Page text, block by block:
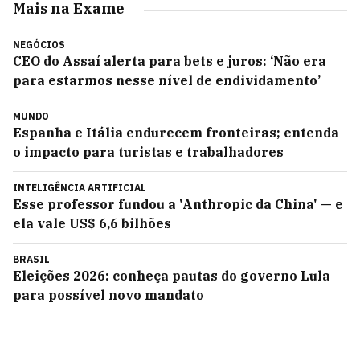
Mais na Exame
NEGÓCIOS
CEO do Assaí alerta para bets e juros: ‘Não era
para estarmos nesse nível de endividamento’
MUNDO
Espanha e Itália endurecem fronteiras; entenda
o impacto para turistas e trabalhadores
INTELIGÊNCIA ARTIFICIAL
Esse professor fundou a 'Anthropic da China' — e
ela vale US$ 6,6 bilhões
BRASIL
Eleições 2026: conheça pautas do governo Lula
para possível novo mandato